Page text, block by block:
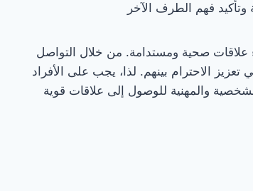
وتأكيد فهم الطرف الآخر
علاقات صحية ومستدامة. من خلال التواصل
تعزيز الاحترام بينهم. لذا، يجب على الأفراد
والمهنية للوصول إلى علاقات قوية